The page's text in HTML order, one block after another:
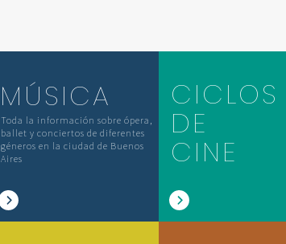
MÚSICA
Toda la información sobre ópera,
ballet y conciertos de diferentes
géneros en la ciudad de Buenos
Aires
CICLOS
DE
CINE